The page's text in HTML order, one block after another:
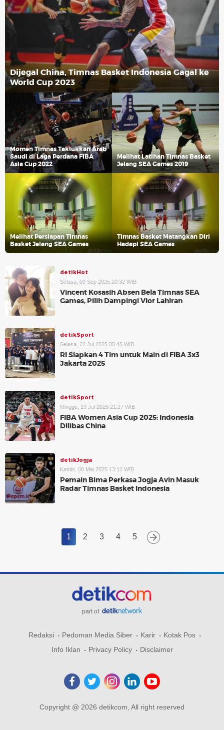
Dijegal China, Timnas Basket Indonesia Gagal ke
World Cup 2023
Momen Timnas Taklukkan Arab
Saudi di Laga Perdana FIBA
Asia Cup 2022
Melihat Latihan Timnas Basket
Jelang SEA Games 2019
Melihat Persiapan Timnas
Basket Jelang SEA Games
Timnas Basket Matangkan Diri
Hadapi SEA Games
detikHot
Selasa, 09 Sep 2025 20:32 WIB
Vincent Kosasih Absen Bela Timnas SEA
Games, Pilih Dampingi Vior Lahiran
detikSport
Selasa, 22 Jul 2025 05:45 WIB
RI Siapkan 4 Tim untuk Main di FIBA 3x3
Jakarta 2025
detikSport
Minggu, 13 Jul 2025 21:27 WIB
FIBA Women Asia Cup 2025: Indonesia
Dilibas China
detikJogja
Kamis, 08 Mei 2025 13:12 WIB
Pemain Bima Perkasa Jogja Avin Masuk
Radar Timnas Basket Indonesia
1 2 3 4 5
part of
Redaksi Pedoman Media Siber Karir
Kotak Pos
Info Iklan
Privacy Policy Disclaimer
Copyright @ 2026 detikcom, All right reserved